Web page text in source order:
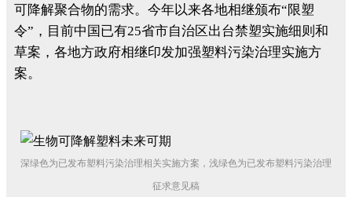
可降解聚合物的需求。 今年以来各地相继颁布“限塑
令”，目前中国已有25省市自治区出台禁塑实施细则和
草案，各地方政府相继印发加强塑料污染治理实施方
案。
深绿色为已发布塑料污染治理相关实施方案，浅绿色为已发布塑料污染治理
征求意见稿